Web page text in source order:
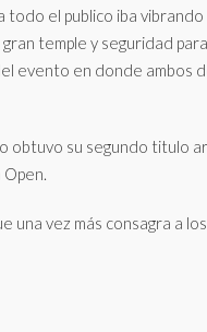
el publico iba
temple y seguridad
evento en donde ambos
obtuvo su segundo titulo
una vez más consagra a